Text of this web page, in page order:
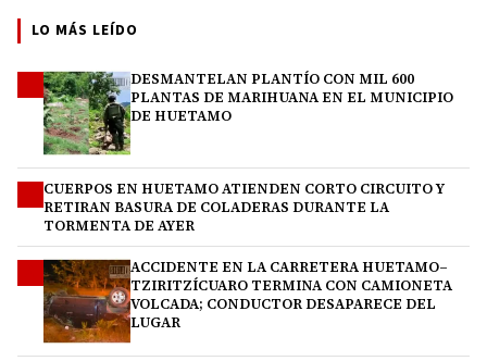
LO MÁS LEÍDO
DESMANTELAN PLANTÍO CON MIL 600
PLANTAS DE MARIHUANA EN EL MUNICIPIO
DE HUETAMO
CUERPOS EN HUETAMO ATIENDEN CORTO CIRCUITO Y
RETIRAN BASURA DE COLADERAS DURANTE LA
TORMENTA DE AYER
ACCIDENTE EN LA CARRETERA HUETAMO–
TZIRITZÍCUARO TERMINA CON CAMIONETA
VOLCADA; CONDUCTOR DESAPARECE DEL
LUGAR